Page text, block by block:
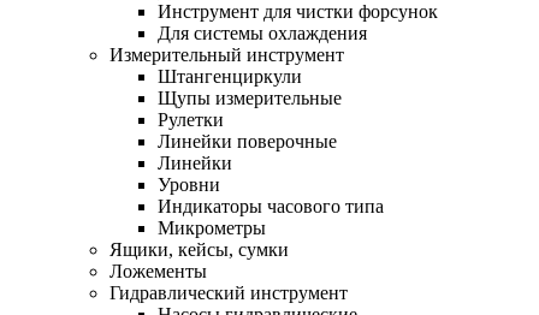
Инструмент для чистки форсунок
Для системы охлаждения
Измерительный инструмент
Штангенциркули
Щупы измерительные
Рулетки
Линейки поверочные
Линейки
Уровни
Индикаторы часового типа
Микрометры
Ящики, кейсы, сумки
Ложементы
Гидравлический инструмент